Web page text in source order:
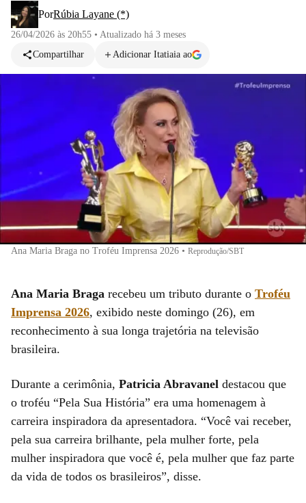
PorRúbia Layane (*)
26/04/2026 às 20h55 • Atualizado há 3 meses
Compartilhar
Adicionar Itatiaia ao
Ana Maria Braga no Troféu Imprensa 2026 • Reprodução/SBT
Ana Maria Braga recebeu um tributo durante o Troféu
Imprensa 2026, exibido neste domingo (26), em
reconhecimento à sua longa trajetória na televisão
brasileira.
Durante a cerimônia, Patricia Abravanel destacou que
o troféu “Pela Sua História” era uma homenagem à
carreira inspiradora da apresentadora. “Você vai receber,
pela sua carreira brilhante, pela mulher forte, pela
mulher inspiradora que você é, pela mulher que faz parte
da vida de todos os brasileiros”, disse.